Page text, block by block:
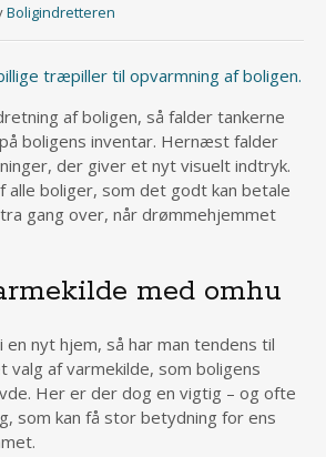
Boligindretteren
af boligen, så falder tankerne
boligens inventar. Hernæst falder
der giver et nyt visuelt indtryk.
alle boliger, som det godt kan betale
gang over, når drømmehjemmet
med omhu
nyt hjem, så har man tendens til
valg af varmekilde, som boligens
Her er der dog en vigtig – og ofte
som kan få stor betydning for ens